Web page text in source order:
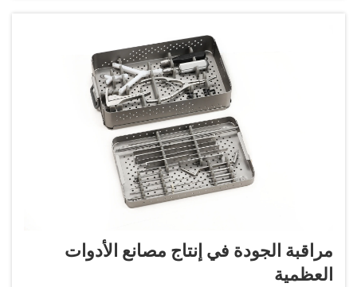
مراقبة الجودة في إنتاج مصانع الأدوات
العظمية